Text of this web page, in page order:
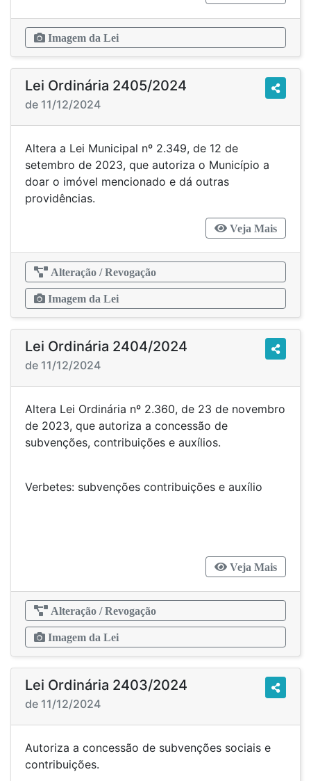
Imagem da Lei
Lei Ordinária 2405/2024
de 11/12/2024
Altera a Lei Municipal nº 2.349, de 12 de
setembro de 2023, que autoriza o Município a
doar o imóvel mencionado e dá outras
providências.
Veja Mais
Alteração / Revogação
Imagem da Lei
Lei Ordinária 2404/2024
de 11/12/2024
Altera Lei Ordinária nº 2.360, de 23 de novembro
de 2023, que autoriza a concessão de
subvenções, contribuições e auxílios.
Verbetes: subvenções contribuições e auxílio
Veja Mais
Alteração / Revogação
Imagem da Lei
Lei Ordinária 2403/2024
de 11/12/2024
Autoriza a concessão de subvenções sociais e
contribuições.